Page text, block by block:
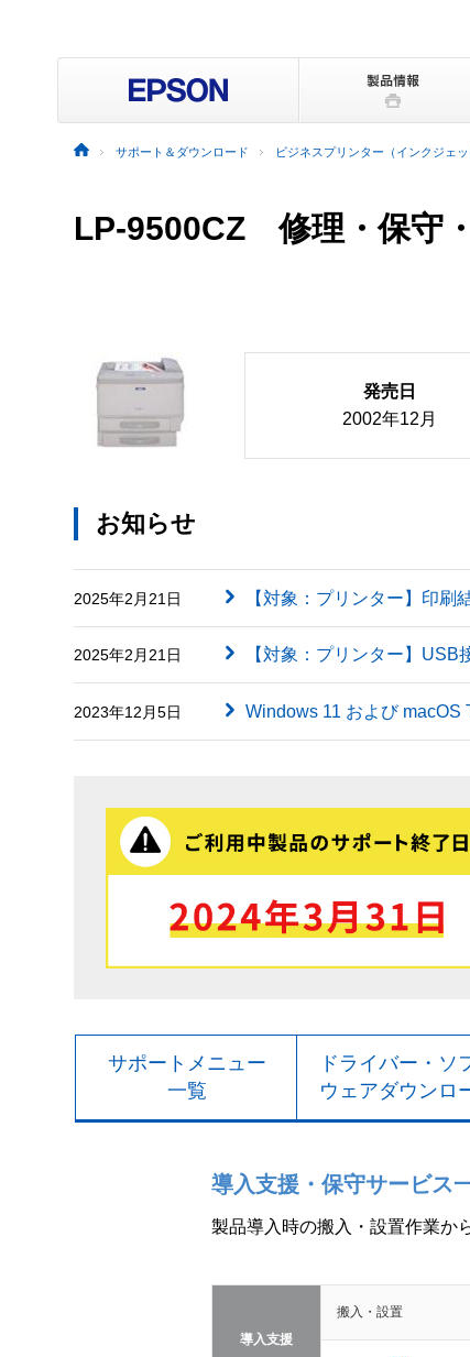
サポート＆ダウンロード ビジネスプリンター（インクジェ
LP-9500CZ 修理・保守
発売日
2002年12月
お知らせ
2025年2月21日 【対象：プリンター】印
2025年2月21日 【対象：プリンター】USB
2023年12月5日 Windows 11 および macOS
サポートメニュー
一覧
ドライバー・ソ
ウェアダウンロ
導入支援・保守サービス
製品導入時の搬入・設置作業か
導入支援
搬入・設置